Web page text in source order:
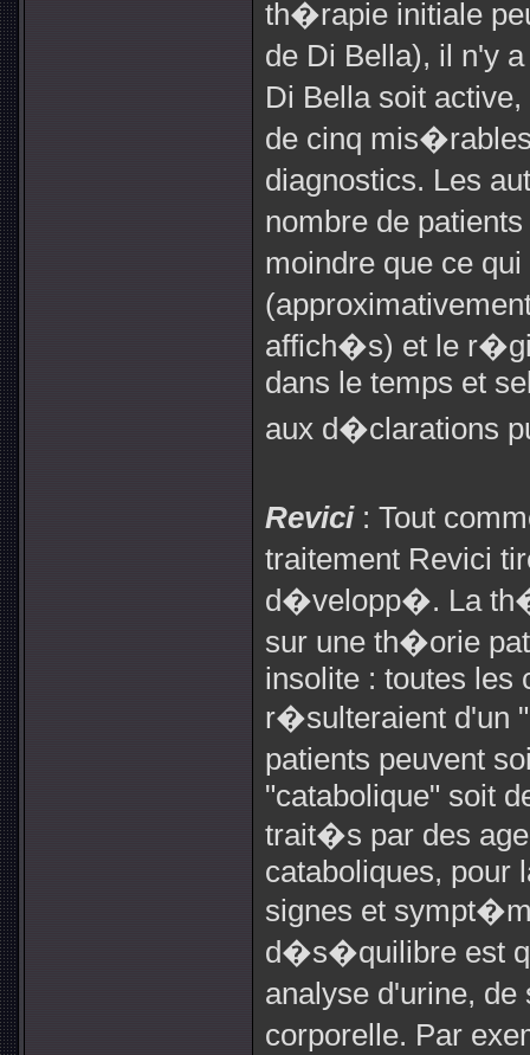
th�rapie initiale
de Di Bella), il n'y
Di Bella soit
de cinq
diagnostics. Les
nombre de
moindre que ce
affich�s) et le
dans le temps et
aux d�clarations
Revici : Tout
traitement Revici
d�velopp�. La
sur une th�orie
insolite : toutes les
r�sulteraient d'un
patients peuvent
"catabolique" soit
trait�s par des
cataboliques, pour
signes et
d�s�quilibre est
analyse d'urine,
corporelle. Par